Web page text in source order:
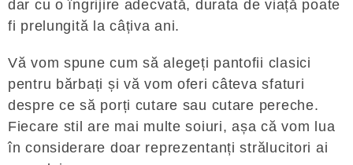
dar cu o îngrijire adecvată, durata de viață poate
fi prelungită la câțiva ani.
Vă vom spune cum să alegeți pantofii clasici
pentru bărbați și vă vom oferi câteva sfaturi
despre ce să porți cutare sau cutare pereche.
Fiecare stil are mai multe soiuri, așa că vom lua
în considerare doar reprezentanți strălucitori ai